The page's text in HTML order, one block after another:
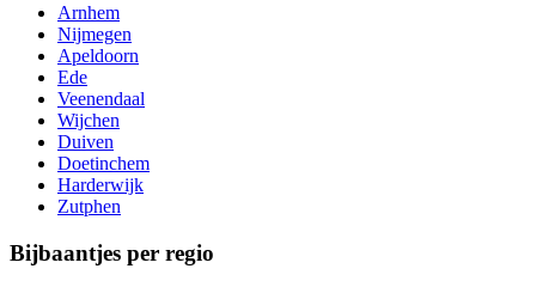
Arnhem
Nijmegen
Apeldoorn
Ede
Veenendaal
Wijchen
Duiven
Doetinchem
Harderwijk
Zutphen
Bijbaantjes per regio